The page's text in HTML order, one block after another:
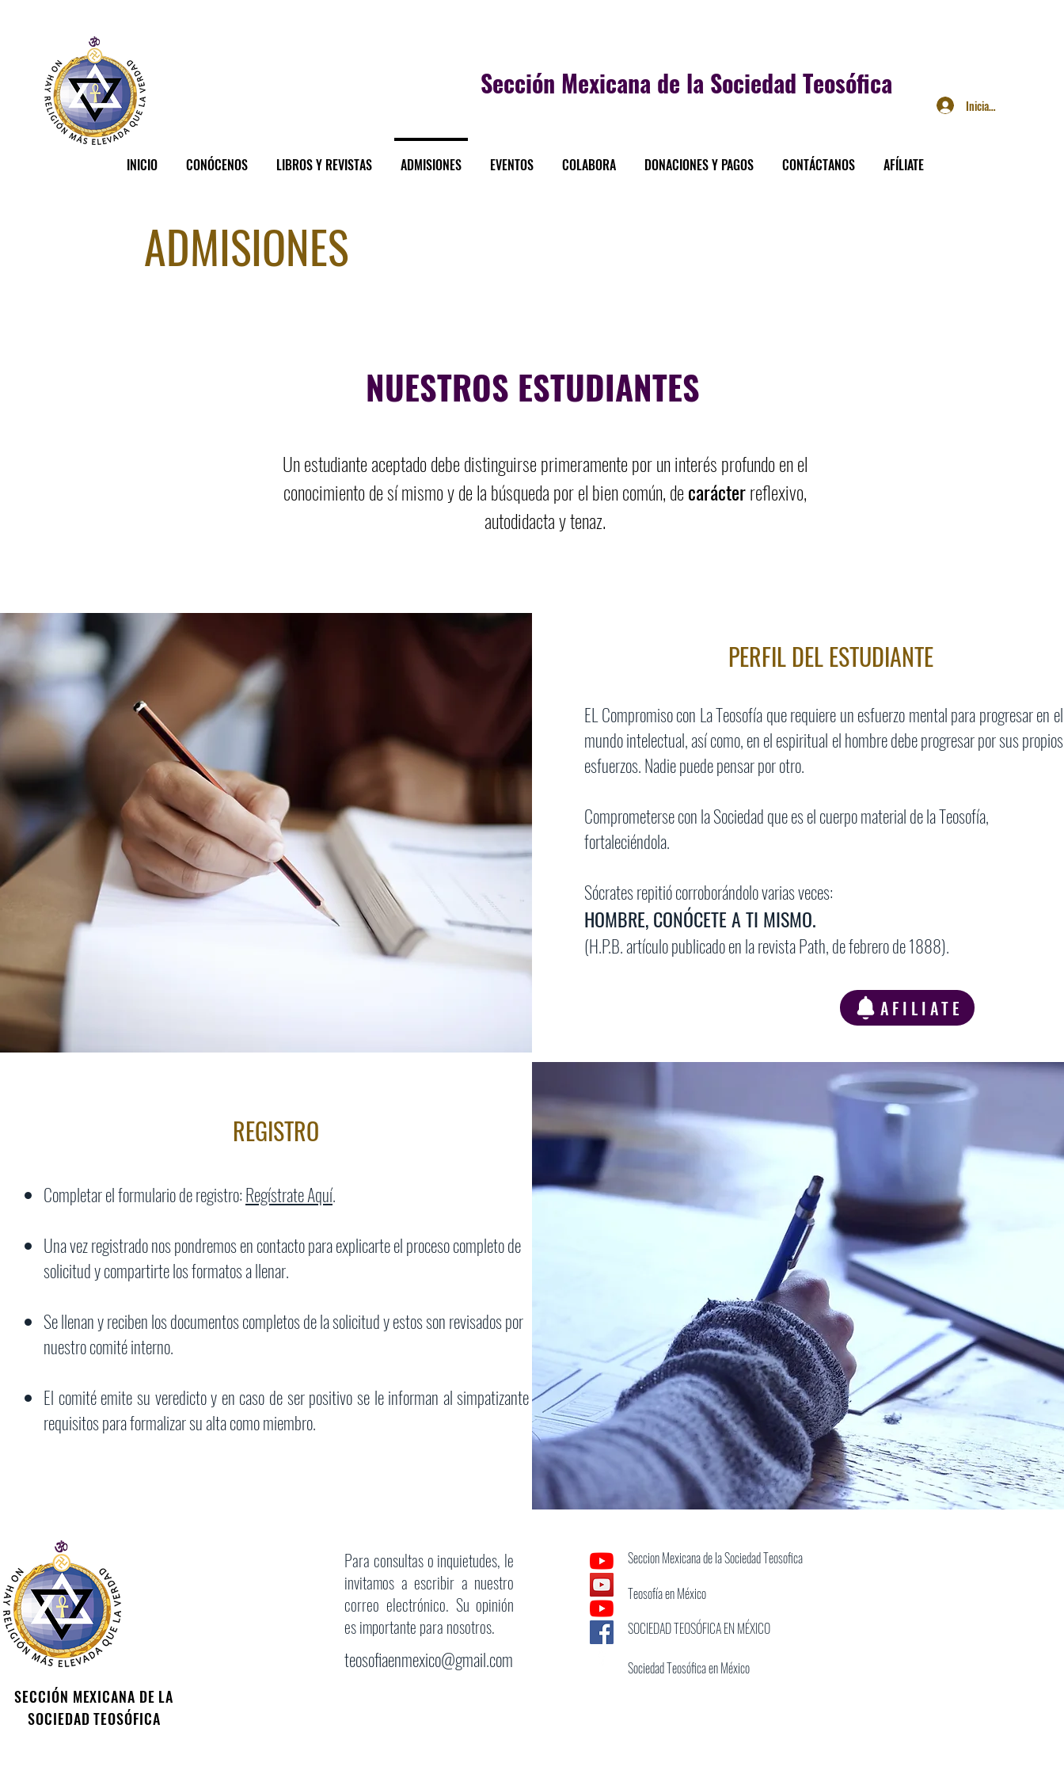
Sección Mexicana de la Sociedad Teosófica
INICIO CONÓCENOS LIBROS Y REVISTAS ADMISIONES EVENTOS COLABORA DONACIONES Y PAGOS CONTÁCTANOS AFÍLIATE
Iniciar sesión
ADMISIONES
NUESTROS ESTUDIANTES
Un estudiante aceptado debe distinguirse primeramente por un interés profundo en el
conocimiento de sí mismo y de la búsqueda por el bien común, decarácterreflexivo,
autodidacta y tenaz.
PERFIL DEL ESTUDIANTE
EL Compromiso con La Teosofía que requiere un esfuerzo mental para progresar en el
mundo intelectual, así como, en el espiritual el hombre debe progresar por sus propios
esfuerzos. Nadie puede pensar por otro.
Comprometerse con la Sociedad que es el cuerpo material de la Teosofía,
fortaleciéndola.
Sócrates repitió corroborándolo varias veces:
HOMBRE, CONÓCETE A TI MISMO.
(H.P.B. artículo publicado en la revista Path, de febrero de 1888).
AFILIATE
REGISTRO
Completar el formulario de registro:Regístrate Aquí.
Una vez registrado nos pondremos en contacto para explicarte el proceso completo de
solicitud y compartirte los formatos a llenar.
Se llenan y reciben los documentos completos de la solicitud y estos son revisados por
nuestro comité interno.
El comité emite su veredicto y en caso de ser positivo se le informan al simpatizante los
requisitos para formalizar su alta como miembro.
SECCIÓN MEXICANA DE LA
SOCIEDAD TEOSÓFICA
Para consultas o inquietudes, le
invitamos a escribir a nuestro
correo electrónico. Su opinión
es importante para nosotros.
teosofiaenmexico@gmail.com
Seccion Mexicana de la Sociedad Teosofica
Teosofía en México
SOCIEDAD TEOSÓFICA EN MÉXICO
Sociedad Teosófica en México